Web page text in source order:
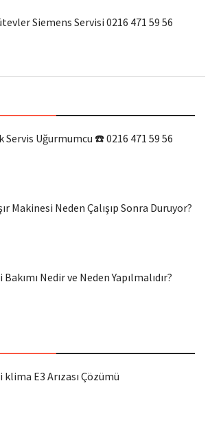
Siemens Servisi 0216 471 59 56
Servis Uğurmumcu ☎️ 0216 471 59 56
Makinesi Neden Çalışıp Sonra Duruyor?
Nedir ve Neden Yapılmalıdır?
E3 Arızası Çözümü